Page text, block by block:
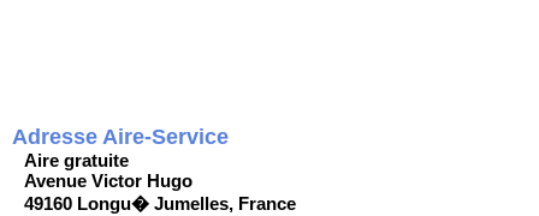
Adresse Aire-Service
Aire gratuite
Avenue Victor Hugo
49160 Longu� Jumelles, France